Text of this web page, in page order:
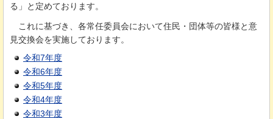
る」と定めております。
こ れに基づき、各常任委員会において住民・団体等の皆様と意
見交換会を実施しております。
令和7年度
令和6年度
令和5年度
令和4年度
令和3年度